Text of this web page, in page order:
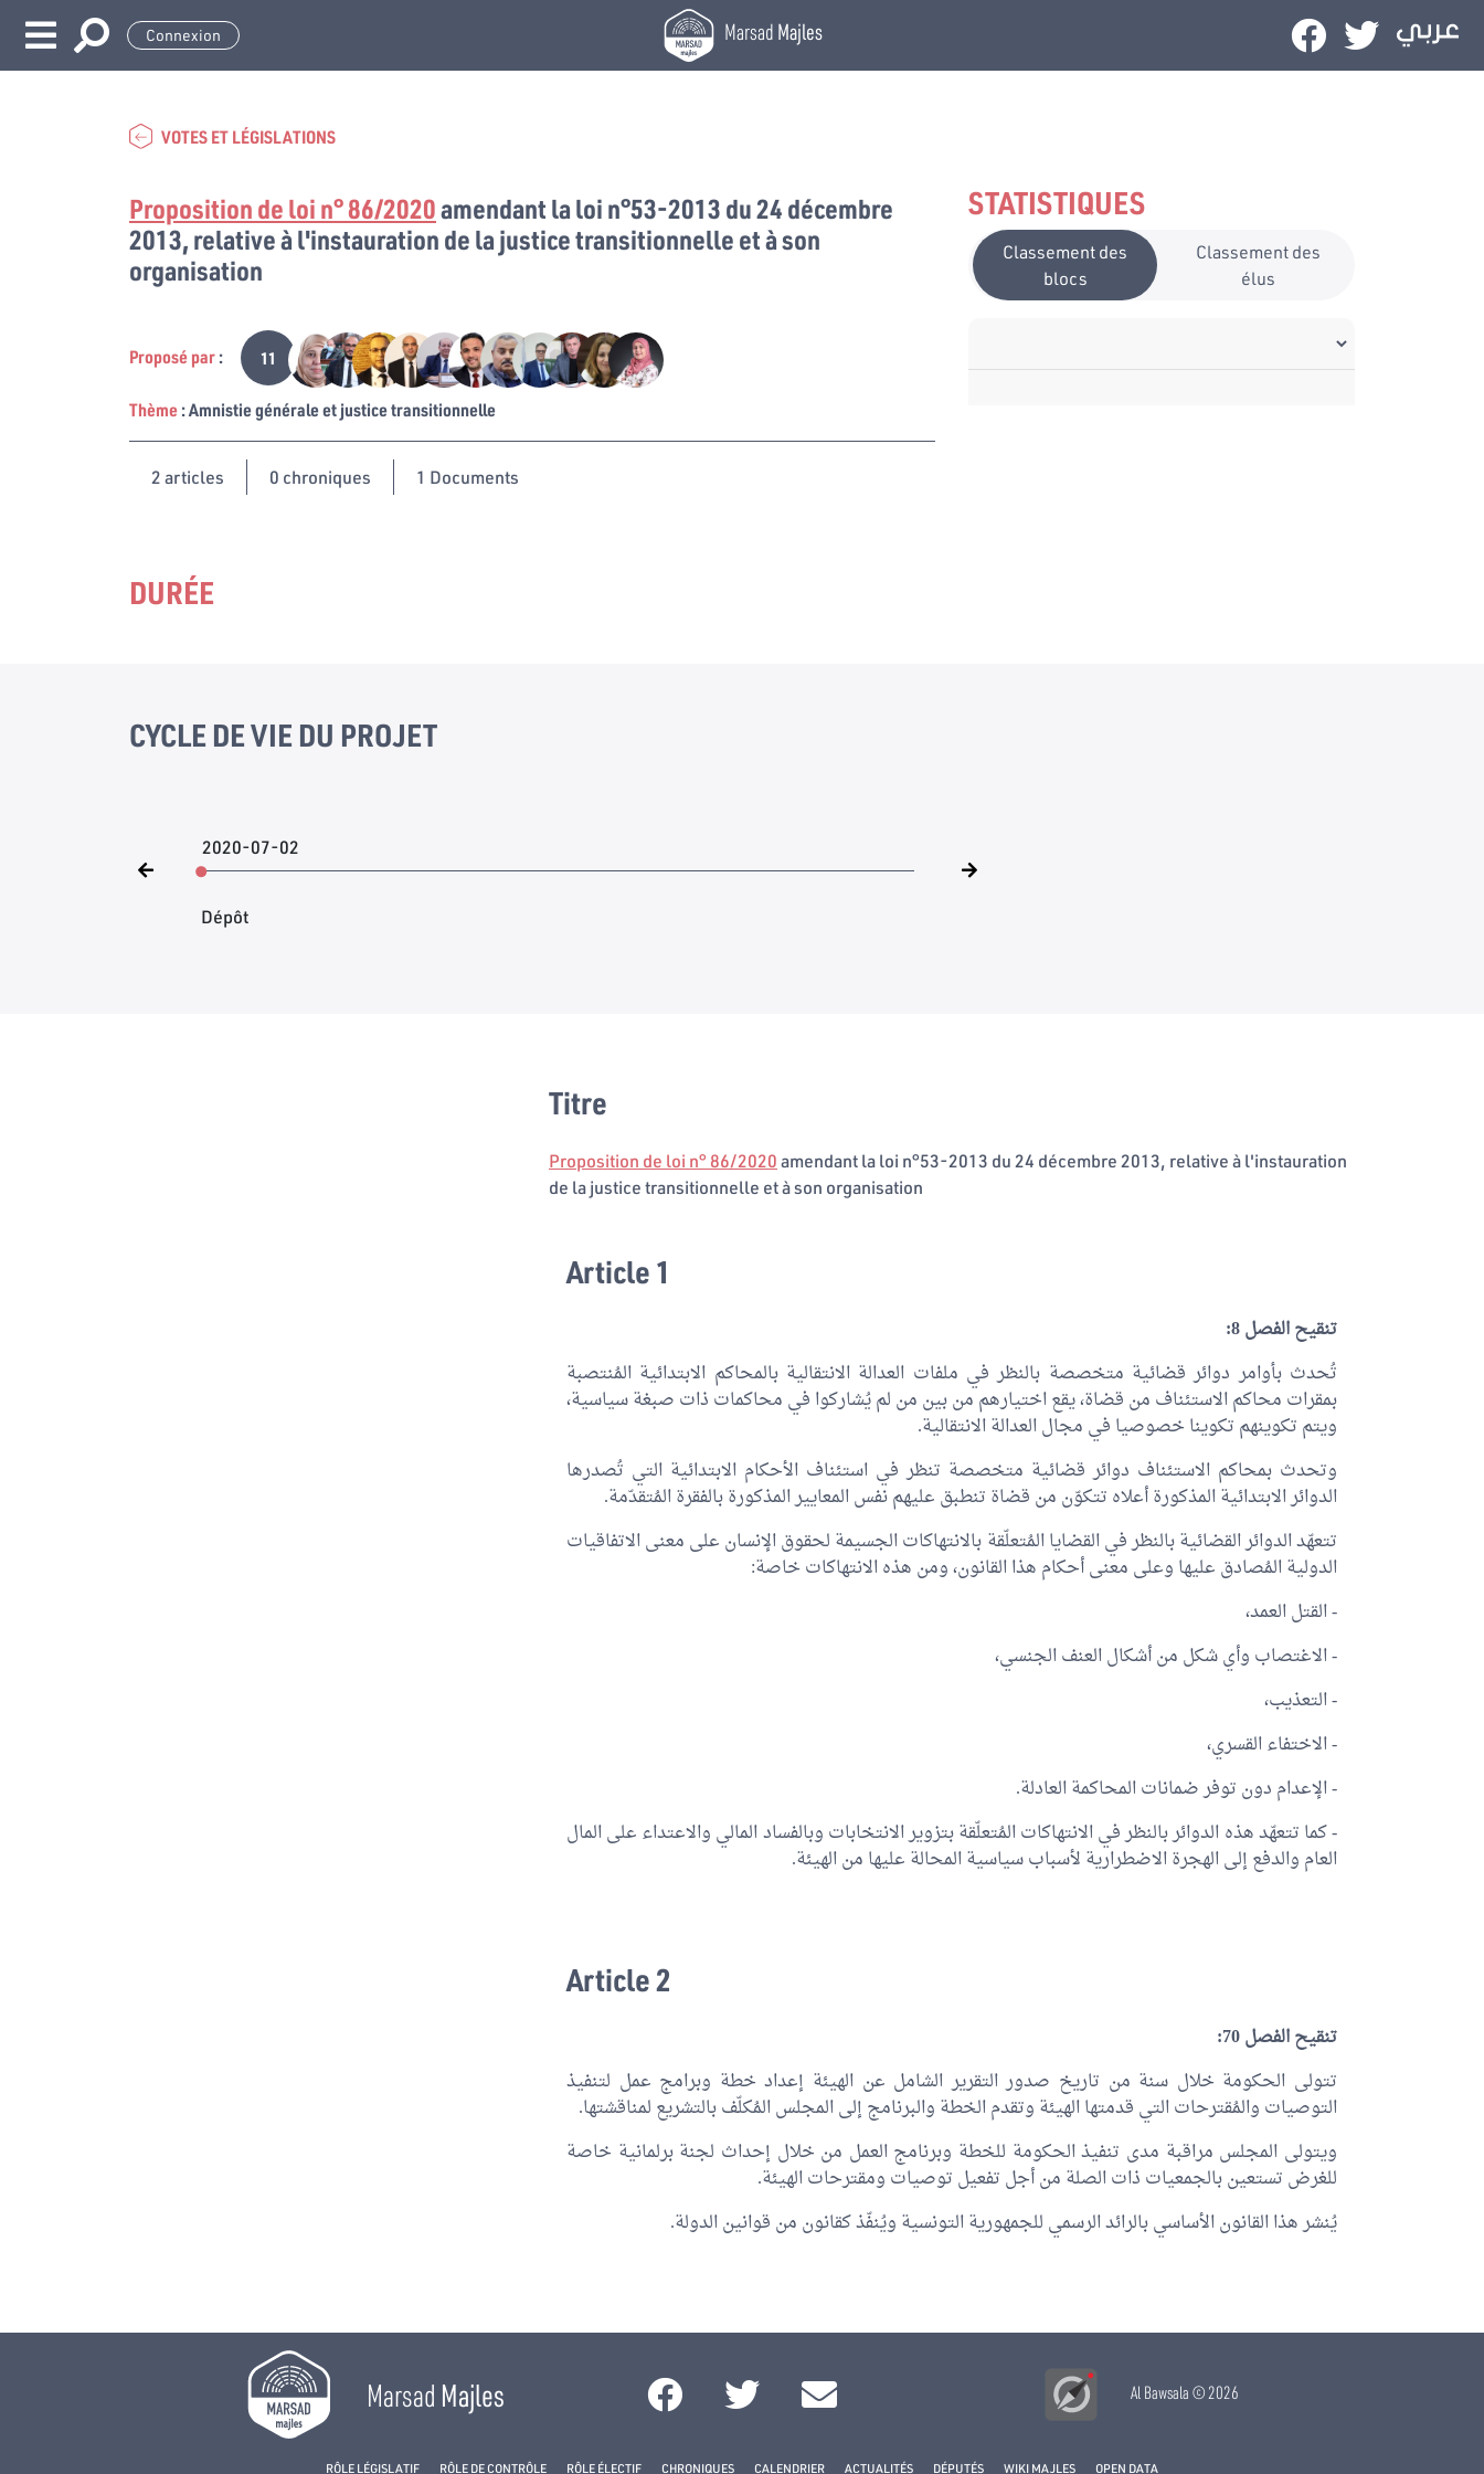
Connexion MarsadMajles
VOTES ET LÉGISLATIONS
STATISTIQUES
Classement des
blocs
Classement des
élus
Proposition de loi n° 86/2020amendant la loi n°53-2013 du 24 décembre
2013, relative à l'instauration de la justice transitionnelle et à son
organisation
Proposé par: 11
Thème: Amnistie générale et justice transitionnelle
2articles 0 chroniques 1 Documents
DURÉE
CYCLE DE VIE DU PROJET
2020-07-02
Dépôt
Titre
Proposition de loi n° 86/2020amendant la loi n°53-2013 du 24 décembre 2013, relative à l'instauration
de la justice transitionnelle et à son organisation
Article 1
تنقيح الفصل 8:
تُحدث بأوامر دوائر قضائية متخصصة بالنظر في ملفات العدالة الانتقالية بالمحاكم الابتدائية المُنتصبة
بمقرات محاكم الاستئناف من قضاة، يقع اختيارهم من بين من لم يُشاركوا في محاكمات ذات صبغة سياسية،
ويتم تكوينهم تكوينا خصوصيا في مجال العدالة الانتقالية.
وتحدث بمحاكم الاستئناف دوائر قضائية متخصصة تنظر في استئناف الأحكام الابتدائية التي تُصدرها
الدوائر الابتدائية المذكورة أعلاه تتكوّن من قضاة تنطبق عليهم نفس المعايير المذكورة بالفقرة المُتقدّمة.
تتعهّد الدوائر القضائية بالنظر في القضايا المُتعلّقة بالانتهاكات الجسيمة لحقوق الإنسان على معنى الاتفاقيات
الدولية المُصادق عليها وعلى معنى أحكام هذا القانون، ومن هذه الانتهاكات خاصة:
- القتل العمد،
- الاغتصاب وأي شكل من أشكال العنف الجنسي،
- التعذيب،
- الاختفاء القسري،
- الإعدام دون توفر ضمانات المحاكمة العادلة.
- كما تتعهّد هذه الدوائر بالنظر في الانتهاكات المُتعلّقة بتزوير الانتخابات وبالفساد المالي والاعتداء على المال
العام والدفع إلى الهجرة الاضطرارية لأسباب سياسية المحالة عليها من الهيئة.
Article 2
تنقيح الفصل 70:
تتولى الحكومة خلال سنة من تاريخ صدور التقرير الشامل عن الهيئة إعداد خطة وبرامج عمل لتنفيذ
التوصيات والمُقترحات التي قدمتها الهيئة وتقدم الخطة والبرنامج إلى المجلس المُكلّف بالتشريع لمناقشتها.
ويتولى المجلس مراقبة مدى تنفيذ الحكومة للخطة وبرنامج العمل من خلال إحداث لجنة برلمانية خاصة
للغرض تستعين بالجمعيات ذات الصلة من أجل تفعيل توصيات ومقترحات الهيئة.
يُنشر هذا القانون الأساسي بالرائد الرسمي للجمهورية التونسية ويُنفّذ كقانون من قوانين الدولة.
Marsad Majles Al Bawsala© 2026
RÔLE LÉGISLATIF RÔLE DE CONTRÔLE RÔLE ÉLECTIF CHRONIQUES CALENDRIER ACTUALITÉS DÉPUTÉS WIKI MAJLES OPEN DATA